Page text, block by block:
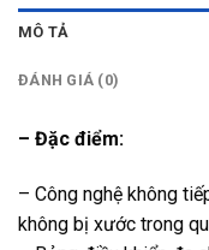
MÔ TẢ
ĐÁNH GIÁ (0)
– Đặc điểm:
– Công nghệ không
không bị xước trong